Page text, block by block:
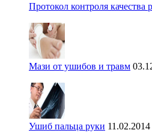
Протокол контроля
Мази от ушибов и травм
Ушиб пальца руки 11.02.2014